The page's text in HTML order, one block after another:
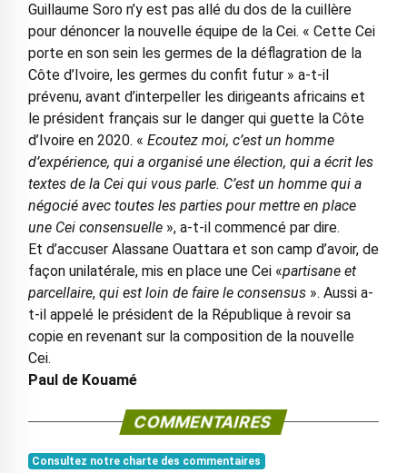
Guillaume Soro n’y est pas allé du dos de la cuillère
pour dénoncer la nouvelle équipe de la Cei. « Cette Cei
porte en son sein les germes de la déflagration de la
Côte d’Ivoire, les germes du confit futur » a-t-il
prévenu, avant d’interpeller les dirigeants africains et
le président français sur le danger qui guette la Côte
d’Ivoire en 2020. « Ecoutez moi, c’est un homme
d’expérience, qui a organisé une élection, qui a écrit les
textes de la Cei qui vous parle. C’est un homme qui a
négocié avec toutes les parties pour mettre en place
une Cei consensuelle», a-t-il commencé par dire.
Et d’accuser Alassane Ouattara et son camp d’avoir, de
façon unilatérale, mis en place une Cei «partisane et
parcellaire, qui est loin de faire le consensus». Aussi a-
t-il appelé le président de la République à revoir sa
copie en revenant sur la composition de la nouvelle
Cei.
Paul de Kouamé
COMMENTAIRES
Consultez notre charte des commentaires